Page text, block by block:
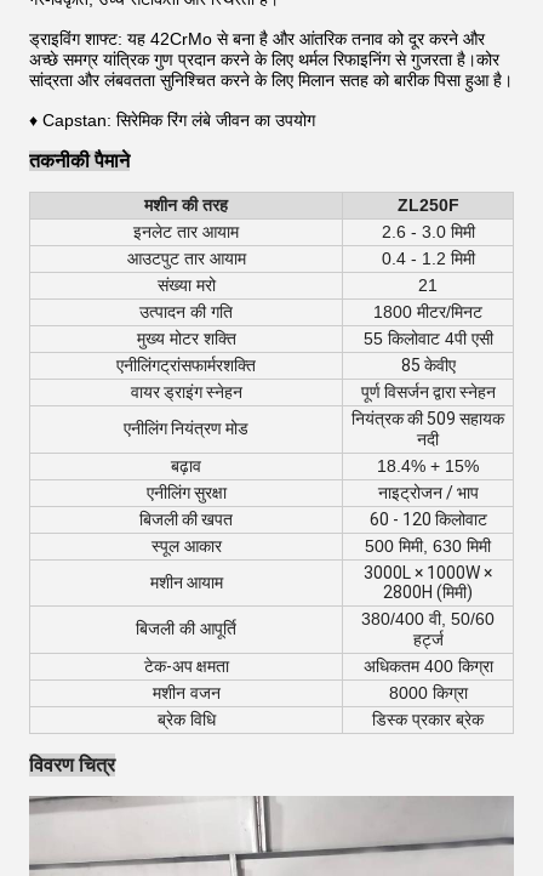
ड्राइविंग शाफ्ट: यह 42CrMo से बना है और आंतरिक तनाव को दूर करने और
अच्छे समग्र यांत्रिक गुण प्रदान करने के लिए थर्मल रिफाइनिंग से गुजरता है।कोर
सांद्रता और लंबवतता सुनिश्चित करने के लिए मिलान सतह को बारीक पिसा हुआ है।
♦ Capstan: सिरेमिक रिंग लंबे जीवन का उपयोग
तकनीकी पैमाने
मशीन की तरह
ZL250F
इनलेट तार आयाम
2.6 - 3.0 मिमी
आउटपुट तार आयाम
0.4 - 1.2 मिमी
संख्या मरो
21
उत्पादन की गति
1800 मीटर/मिनट
मुख्य मोटर शक्ति
55 किलोवाट 4पी एसी
एनीलिंगट्रांसफार्मरशक्ति
85 केवीए
वायर ड्राइंग स्नेहन
पूर्ण विसर्जन द्वारा स्नेहन
एनीलिंग नियंत्रण मोड
नियंत्रक की 509 सहायक
नदी
बढ़ाव
18.4% + 15%
एनीलिंग सुरक्षा
नाइट्रोजन / भाप
बिजली की खपत
60 - 120 किलोवाट
स्पूल आकार
500 मिमी, 630 मिमी
मशीन आयाम
3000L × 1000W ×
2800H (मिमी)
बिजली की आपूर्ति
380/400 वी, 50/60
हर्ट्ज
टेक-अप क्षमता
अधिकतम 400 किग्रा
मशीन वजन
8000 किग्रा
ब्रेक विधि
डिस्क प्रकार ब्रेक
विवरण चित्र